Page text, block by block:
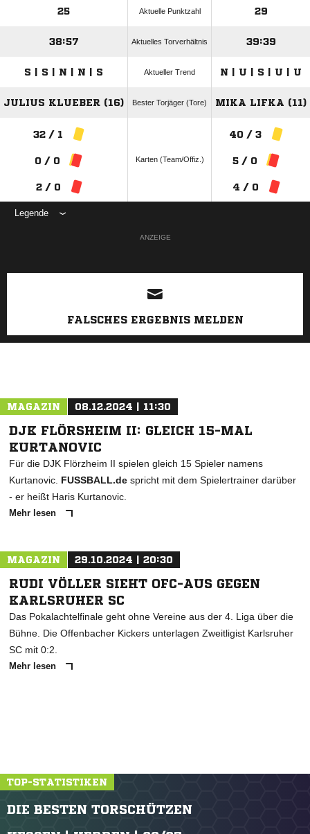
25 Aktuelle Punktzahl 29
38:57 Aktuelles Torverhältnis 39:39
S | S | N | N | S Aktueller Trend N | U | S | U | U
JULIUS KLUEBER (16) Bester Torjäger (Tore) MIKA LIFKA (11)
32 / 1
0 / 0
2 / 0
Karten (Team/Offiz.)
40 / 3
5 / 0
4 / 0
Legende
ANZEIGE
FALSCHES ERGEBNIS MELDEN
MAGAZIN 08.12.2024 | 11:30
DJK FLÖRSHEIM II: GLEICH 15-MAL
KURTANOVIC
Für die DJK Flörzheim II spielen gleich 15 Spieler namens
Kurtanovic. FUSSBALL.de spricht mit dem Spielertrainer darüber
- er heißt Haris Kurtanovic.
Mehr lesen
MAGAZIN 29.10.2024 | 20:30
RUDI VÖLLER SIEHT OFC-AUS GEGEN
KARLSRUHER SC
Das Pokalachtelfinale geht ohne Vereine aus der 4. Liga über die
Bühne. Die Offenbacher Kickers unterlagen Zweitligist Karlsruher
SC mit 0:2.
Mehr lesen
TOP-STATISTIKEN
DIE BESTEN TORSCHÜTZEN